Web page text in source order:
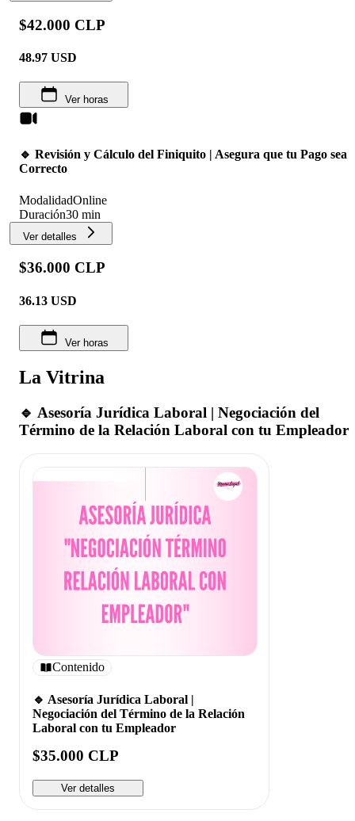
$42.000 CLP
48.97 USD
Ver horas
🔹 Revisión y Cálculo del Finiquito | Asegura que tu Pago sea
Correcto
ModalidadOnline
Duración30 min
Ver detalles
$36.000 CLP
36.13 USD
Ver horas
La Vitrina
🔹 Asesoría Jurídica Laboral | Negociación del
Término de la Relación Laboral con tu Empleador
Contenido
🔹 Asesoría Jurídica Laboral |
Negociación del Término de la Relación
Laboral con tu Empleador
$35.000 CLP
Ver detalles